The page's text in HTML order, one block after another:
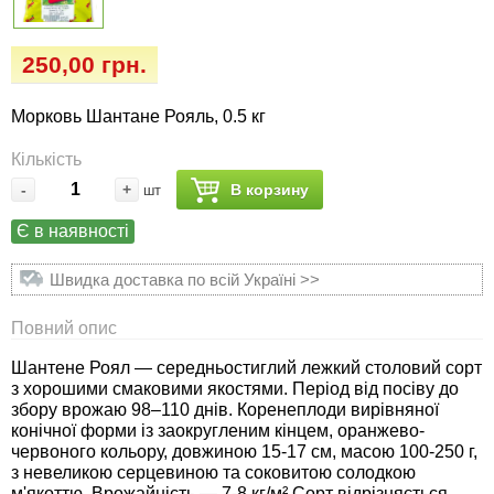
250,00 грн.
Морковь Шантане Рояль, 0.5 кг
Кількість
- + шт В корзину
Є в наявності
Швидка доставка по всій Україні >>
Повний опис
Шантене Роял — середньостиглий лежкий столовий сорт
з хорошими смаковими якостями. Період від посіву до
збору врожаю 98–110 днів. Коренеплоди вирівняної
конічної форми із заокругленим кінцем, оранжево-
червоного кольору, довжиною 15-17 см, масою 100-250 г,
з невеликою серцевиною та соковитою солодкою
Семена перца
Семена петрушки
Семена пряных трав
Семена редиса
Семена редьки
Семена салата
Семена свеклы
Семена сельдерея
Удобрения «Сударушка», «Рязаночка»
Удобрения «Чистый лист» кристаллические
100 г
Удобрения «Чистый лист» кристаллические
300 г
Удобрения «Чистый лист» в палочках
Удобрения «Чистый лист» Успех
Опрыскиватели
Горшки для цветов, кашпо
Перчатки
Тенты
Средства защиты от колорадского жука
Средства защиты от тараканов, прусаков,
клопов, блох, домашних и садовых муравьев
Средства защиты от комаров, москитов,
клещей, ос, мошек, слепней